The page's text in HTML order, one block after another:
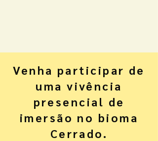
Venha participar de
uma vivência
presencial de
imersão no bioma
Cerrado.